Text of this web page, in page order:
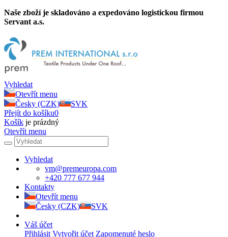
Naše zboží je skladováno a expedováno logistickou firmou
Servant a.s.
Vyhledat
Otevřít menu
Česky (CZK)
SVK
Přejít do košíku0
Košík je prázdný
Otevřít menu
Vyhledat
vm@premeuropa.com
+420 777 677 944
Kontakty
Otevřít menu
Česky (CZK)
SVK
Váš účet
Přihlásit Vytvořit účet Zapomenuté heslo